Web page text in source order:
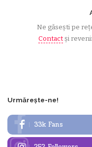
Ne găsești pe
Contactși
Urmărește-ne!
33k Fans